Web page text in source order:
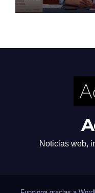
Noticias web,